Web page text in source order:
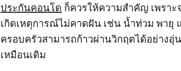
ประกันคอนโด ก็ควรให้ความสำคัญ เพรา
เกิดเหตุการณ์ไม่คาดฝัน เช่น น้ำท่วม พา
ครอบครัวสามารถก้าวผ่านวิกฤตได้อย่าง
เหมือนเดิม